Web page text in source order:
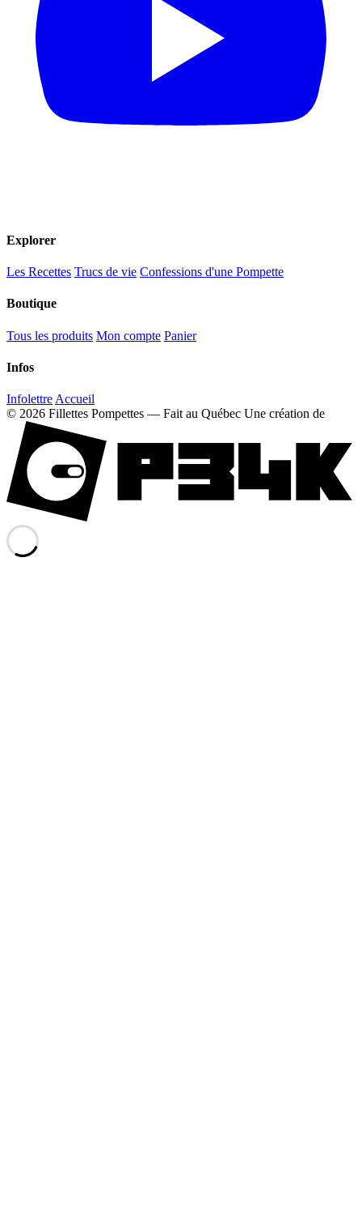
Explorer
Les Recettes Trucs de vie Confessions d'une Pompette
Boutique
Tous les produits Mon compte Panier
Infos
Infolettre Accueil
© 2026 Fillettes Pompettes — Fait au Québec Une création de